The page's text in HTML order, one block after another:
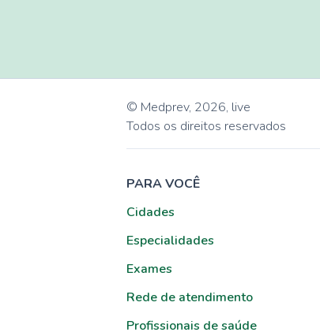
© Medprev, 2026, live
Todos os direitos reservados
PARA VOCÊ
Cidades
Especialidades
Exames
Rede de atendimento
Profissionais de saúde